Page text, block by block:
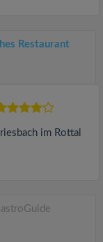
Restaurant
im Rottal